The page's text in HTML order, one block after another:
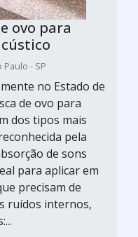
ovo para
- SP
no Estado de
de ovo para
dos tipos mais
pela
de sons
para aplicar em
precisam de
ruídos internos,